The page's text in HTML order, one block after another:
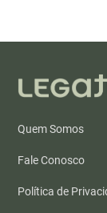
Quem Somos
Fale Conosco
Política de